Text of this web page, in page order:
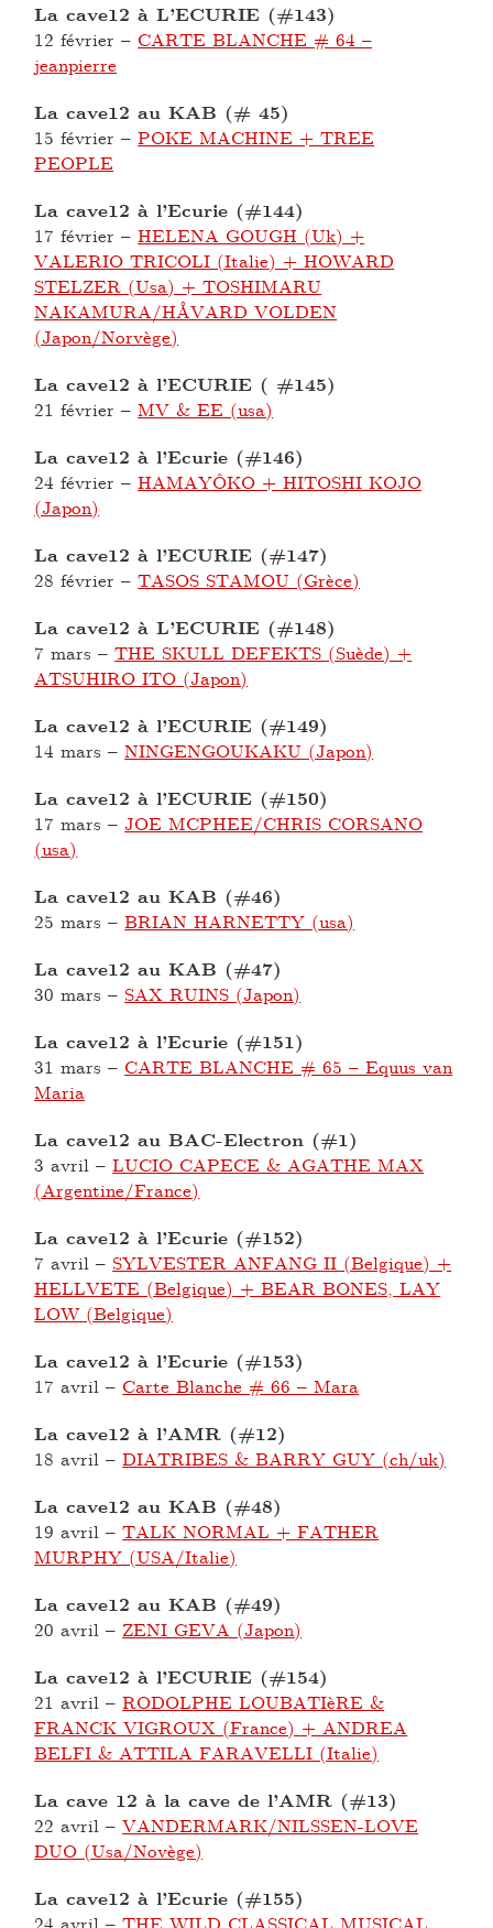
La cave12 à L’ECURIE (#143)
12 février – CARTE BLANCHE # 64 –
jeanpierre
La cave12 au KAB (# 45)
15 février –POKE MACHINE + TREE
PEOPLE
La cave12 à l’Ecurie (#144)
17 février –HELENA GOUGH (Uk) +
VALERIO TRICOLI (Italie) + HOWARD
STELZER (Usa) + TOSHIMARU
NAKAMURA/HÅVARD VOLDEN
(Japon/Norvège)
La cave12 à l’ECURIE ( #145)
21 février –MV & EE (usa)
La cave12 à l’Ecurie (#146)
24 février –HAMAYÔKO + HITOSHI KOJO
(Japon)
La cave12 à l’ECURIE (#147)
28 février –TASOS STAMOU (Grèce)
La cave12 à L’ECURIE (#148)
7 mars –THE SKULL DEFEKTS (Suède) +
ATSUHIRO ITO (Japon)
La cave12 à l’ECURIE (#149)
14 mars –NINGENGOUKAKU (Japon)
La cave12 à l’ECURIE (#150)
17 mars –JOE MCPHEE/CHRIS CORSANO
(usa)
La cave12 au KAB (#46)
25 mars –BRIAN HARNETTY (usa)
La cave12 au KAB (#47)
30 mars – SAX RUINS (Japon)
La cave12 à l’Ecurie (#151)
31 mars – CARTE BLANCHE # 65 – Equus van
Maria
La cave12 au BAC-Electron (#1)
3 avril –LUCIO CAPECE & AGATHE MAX
(Argentine/France)
La cave12 à l’Ecurie (#152)
7 avril – SYLVESTER ANFANG II (Belgique) +
HELLVETE (Belgique) + BEAR BONES, LAY
LOW (Belgique)
La cave12 à l’Ecurie (#153)
17 avril – Carte Blanche # 66 – Mara
La cave12 à l’AMR (#12)
18 avril –DIATRIBES & BARRY GUY (ch/uk)
La cave12 au KAB (#48)
19 avril –TALK NORMAL + FATHER
MURPHY (USA/Italie)
La cave12 au KAB (#49)
20 avril – ZENI GEVA (Japon)
La cave12 à l’ECURIE (#154)
21 avril –RODOLPHE LOUBATIèRE &
FRANCK VIGROUX (France) + ANDREA
BELFI & ATTILA FARAVELLI (Italie)
La cave 12 à la cave de l’AMR (#13)
22 avril –VANDERMARK/NILSSEN-LOVE
DUO (Usa/Novège)
La cave12 à l’Ecurie (#155)